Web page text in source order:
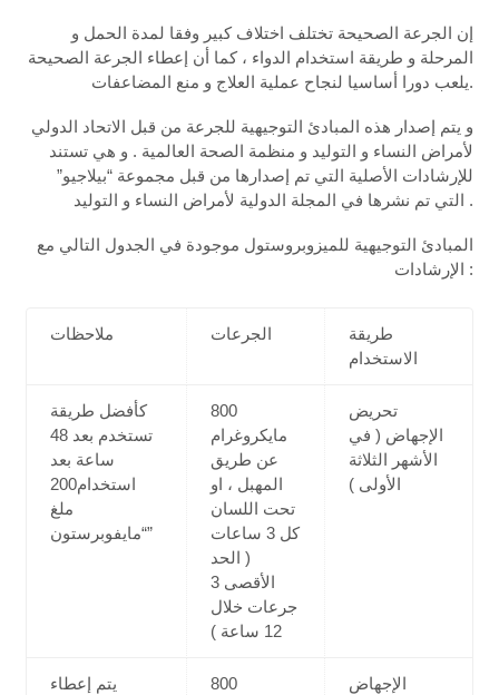
إن الجرعة الصحيحة تختلف اختلاف كبير وفقا لمدة الحمل و
المرحلة و طريقة استخدام الدواء ، كما أن إعطاء الجرعة الصحيحة
يلعب دورا أساسيا لنجاح عملية العلاج و منع المضاعفات.
و يتم إصدار هذه المبادئ التوجيهية للجرعة من قبل الاتحاد الدولي
لأمراض النساء و التوليد و منظمة الصحة العالمية . و هي تستند
للإرشادات الأصلية التي تم إصدارها من قبل مجموعة “بيلاجيو”
التي تم نشرها في المجلة الدولية لأمراض النساء و التوليد .
المبادئ التوجيهية للميزوبروستول موجودة في الجدول التالي مع
الإرشادات :
ملاحظات الجرعات
طريقة
الاستخدام
كأفضل طريقة
تستخدم بعد 48
ساعة بعد
استخدام200
ملغ
“مايفوبرستون”
800
مايكروغرام
عن طريق
المهبل ، او
تحت اللسان
كل 3 ساعات
( الحد
الأقصى 3
جرعات خلال
12 ساعة )
تحريض
الإجهاض ( في
الأشهر الثلاثة
الأولى )
يتم إعطاء
800
الإجهاض